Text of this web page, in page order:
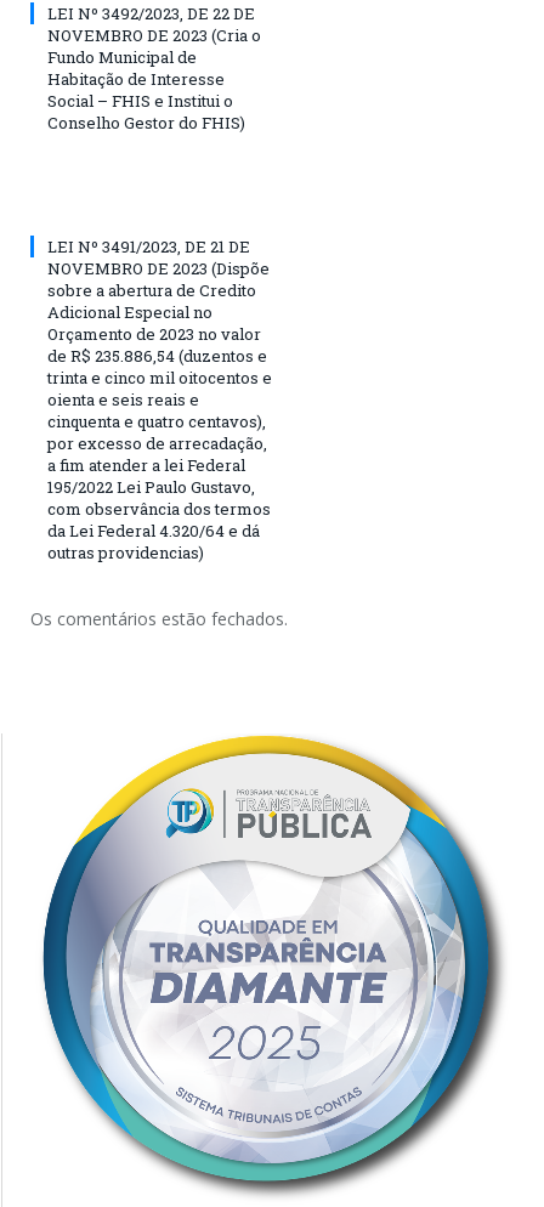
LEI Nº 3492/2023, DE 22 DE
NOVEMBRO DE 2023 (Cria o
Fundo Municipal de
Habitação de Interesse
Social – FHIS e Institui o
Conselho Gestor do FHIS)
LEI Nº 3491/2023, DE 21 DE
NOVEMBRO DE 2023 (Dispõe
sobre a abertura de Credito
Adicional Especial no
Orçamento de 2023 no valor
de R$ 235.886,54 (duzentos e
trinta e cinco mil oitocentos e
oienta e seis reais e
cinquenta e quatro centavos),
por excesso de arrecadação,
a fim atender a lei Federal
195/2022 Lei Paulo Gustavo,
com observância dos termos
da Lei Federal 4.320/64 e dá
outras providencias)
Os comentários estão fechados.